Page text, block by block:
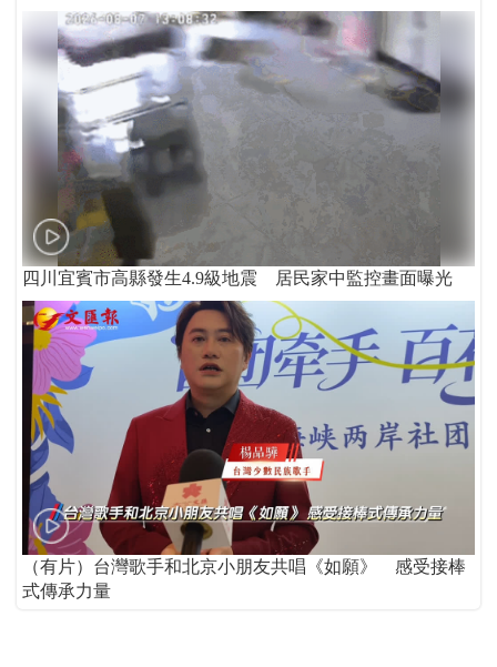
四川宜賓市高縣發生4.9級地震 居民家中監控畫面曝光
（有片）台灣歌手和北京小朋友共唱《如願》 感受接棒
式傳承力量